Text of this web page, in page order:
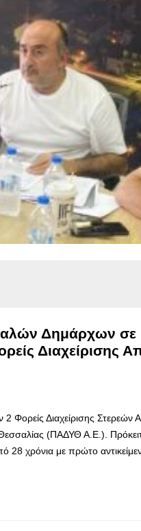
Δημάρχων
Διαχείρισης
Φορείς Διαχείρισης
(ΠΑΔΥΘ Α.Ε.).
28 χρόνια με πρώτο